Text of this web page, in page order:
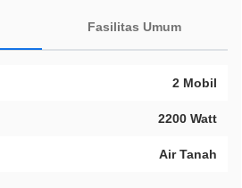
Fasilitas Umum
2 Mobil
2200 Watt
Air Tanah